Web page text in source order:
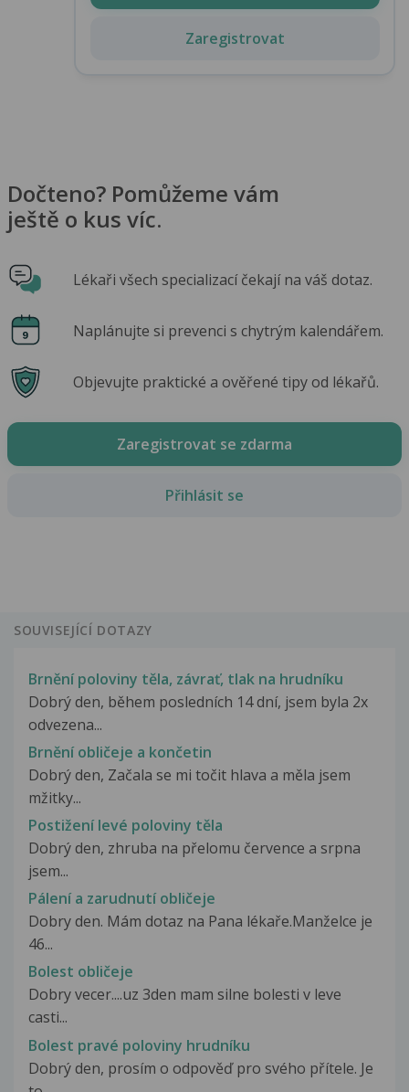
Zaregistrovat
Dočteno? Pomůžeme vám
ještě o kus víc.
Lékaři všech specializací čekají na váš dotaz.
Naplánujte si prevenci s chytrým kalendářem.
Objevujte praktické a ověřené tipy od lékařů.
Zaregistrovat se zdarma
Přihlásit se
SOUVISEJÍCÍ DOTAZY
Brnění poloviny těla, závrať, tlak na hrudníku
Dobrý den, během posledních 14 dní, jsem byla 2x
odvezena...
Brnění obličeje a končetin
Dobrý den, Začala se mi točit hlava a měla jsem
mžitky...
Postižení levé poloviny těla
Dobrý den, zhruba na přelomu července a srpna
jsem...
Pálení a zarudnutí obličeje
Dobry den. Mám dotaz na Pana lékaře.Manželce je
46...
Bolest obličeje
Dobry vecer....uz 3den mam silne bolesti v leve
casti...
Bolest pravé poloviny hrudníku
Dobrý den, prosím o odpověď pro svého přítele. Je